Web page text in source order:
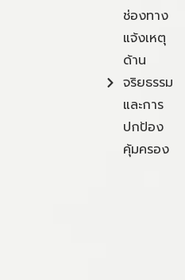
ช่องทาง
แจ้งเหตุ
ด้าน
จริยธรรม
และการ
ปกป้อง
คุ้มครอง